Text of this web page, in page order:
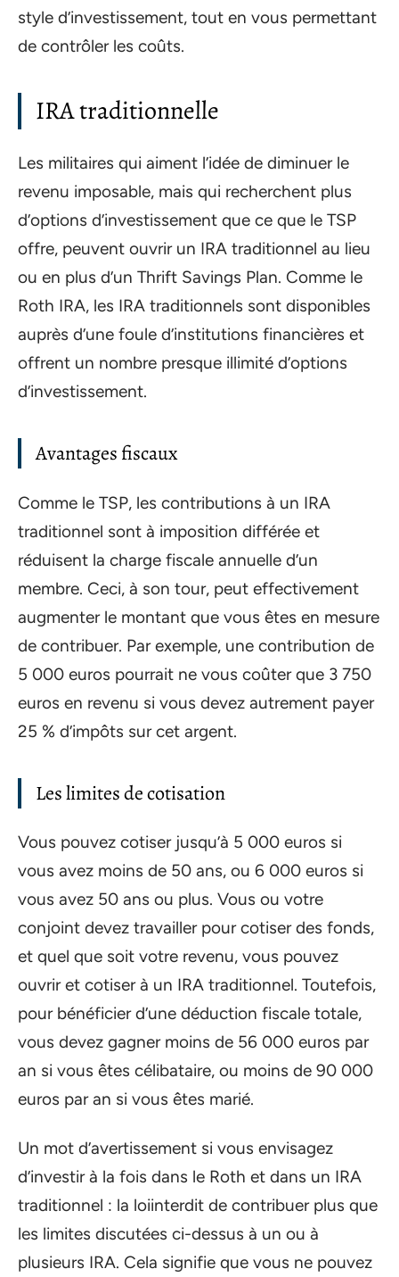
style d’investissement, tout en vous permettant
de contrôler les coûts.
IRA traditionnelle
Les militaires qui aiment l’idée de diminuer le
revenu imposable, mais qui recherchent plus
d’options d’investissement que ce que le TSP
offre, peuvent ouvrir un IRA traditionnel au lieu
ou en plus d’un Thrift Savings Plan. Comme le
Roth IRA, les IRA traditionnels sont disponibles
auprès d’une foule d’institutions financières et
offrent un nombre presque illimité d’options
d’investissement.
Avantages fiscaux
Comme le TSP, les contributions à un IRA
traditionnel sont à imposition différée et
réduisent la charge fiscale annuelle d’un
membre. Ceci, à son tour, peut effectivement
augmenter le montant que vous êtes en mesure
de contribuer. Par exemple, une contribution de
5 000 euros pourrait ne vous coûter que 3 750
euros en revenu si vous devez autrement payer
25 % d’impôts sur cet argent.
Les limites de cotisation
Vous pouvez cotiser jusqu’à 5 000 euros si
vous avez moins de 50 ans, ou 6 000 euros si
vous avez 50 ans ou plus. Vous ou votre
conjoint devez travailler pour cotiser des fonds,
et quel que soit votre revenu, vous pouvez
ouvrir et cotiser à un IRA traditionnel. Toutefois,
pour bénéficier d’une déduction fiscale totale,
vous devez gagner moins de 56 000 euros par
an si vous êtes célibataire, ou moins de 90 000
euros par an si vous êtes marié.
Un mot d’avertissement si vous envisagez
d’investir à la fois dans le Roth et dans un IRA
traditionnel : la loiinterdit de contribuer plus que
les limites discutées ci-dessus à un ou à
plusieurs IRA. Cela signifie que vous ne pouvez